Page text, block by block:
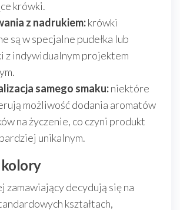
krówki.
z nadrukiem:krówki
są w specjalne pudełka lub
z indywidualnym projektem
samego smaku:niektóre
możliwość dodania aromatów
na życzenie, co czyni produkt
unikalnym.
kolory
zamawiający decydują się na
kształtach,